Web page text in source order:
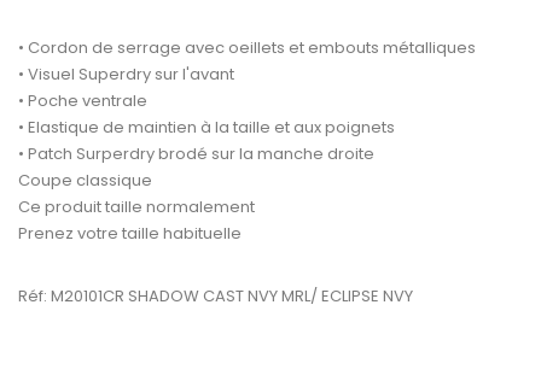
• Cordon de serrage avec oeillets et embouts métalliques
• Visuel Superdry sur l'avant
• Poche ventrale
• Elastique de maintien à la taille et aux poignets
• Patch Surperdry brodé sur la manche droite
Coupe classique
Ce produit taille normalement
Prenez votre taille habituelle
Réf: M20101CR SHADOW CAST NVY MRL/ ECLIPSE NVY